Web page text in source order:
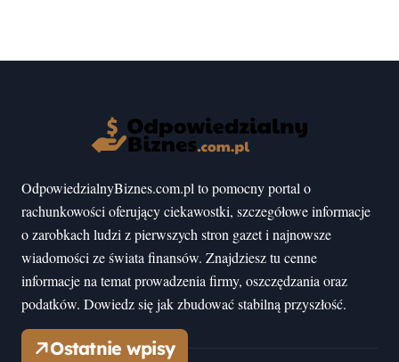
OdpowiedzialnyBiznes.com.pl to pomocny portal o
rachunkowości oferujący ciekawostki, szczegółowe informacje
o zarobkach ludzi z pierwszych stron gazet i najnowsze
wiadomości ze świata finansów. Znajdziesz tu cenne
informacje na temat prowadzenia firmy, oszczędzania oraz
podatków. Dowiedz się jak zbudować stabilną przyszłość.
Ostatnie wpisy